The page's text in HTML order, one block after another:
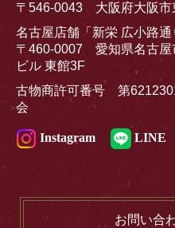
〒546-0043 大阪府大阪市
名古屋店舗「新栄 広小路通
〒460-0007 愛知県名古屋
ビル 東館3F
古物商許可番号 第
会
Instagram LINE
お問い合